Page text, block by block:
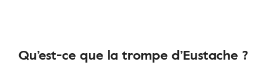
Qu’est-ce que la trompe d’Eustache ?